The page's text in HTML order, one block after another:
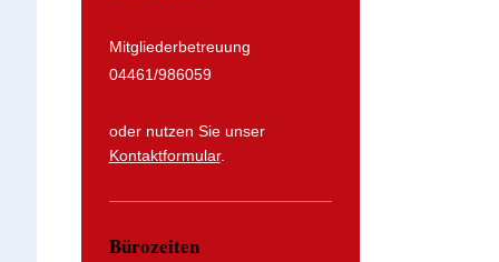
Mitgliederbetreuung
04461/986059
oder nutzen Sie unser
Kontaktformular.
Bürozeiten